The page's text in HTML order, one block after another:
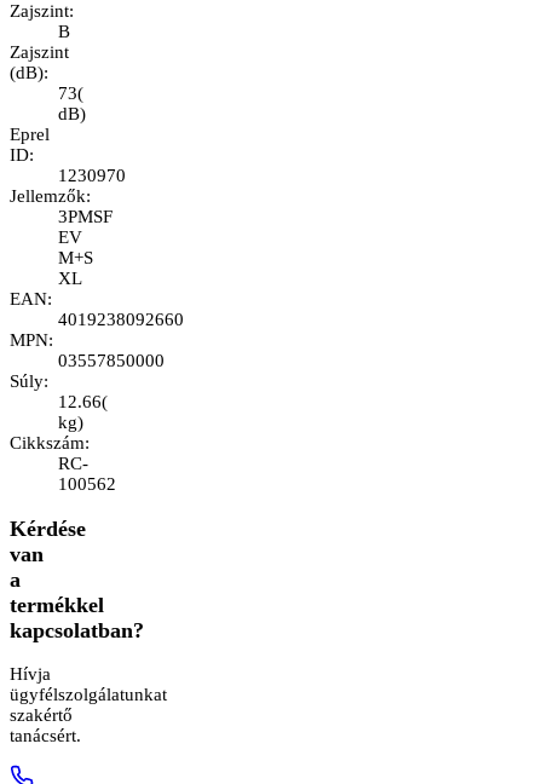
Zajszint:
B
Zajszint
(dB):
73(
dB)
Eprel
ID:
1230970
Jellemzők:
3PMSF
EV
M+S
XL
EAN:
4019238092660
MPN:
03557850000
Súly:
12.66(
kg)
Cikkszám:
RC-
100562
Kérdése
van
a
termékkel
kapcsolatban?
Hívja
ügyfélszolgálatunkat
szakértő
tanácsért.